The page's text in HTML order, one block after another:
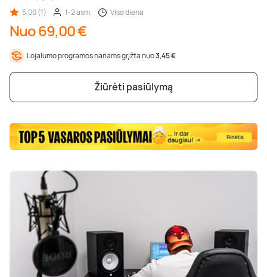
5,00 (1)
1-2 asm. Visa diena
Nuo 69,00 €
Lojalumo programos nariams grįžta nuo3,45 €
Žiūrėti pasiūlymą